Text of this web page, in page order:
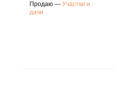
Продаю — Участки и
дачи